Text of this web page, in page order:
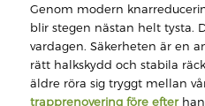
Genom modern
blir stegen nästan helt tysta.
vardagen. Säkerheten är en
rätt halkskydd och stabila
äldre röra sig tryggt mellan
trapprenovering före efter